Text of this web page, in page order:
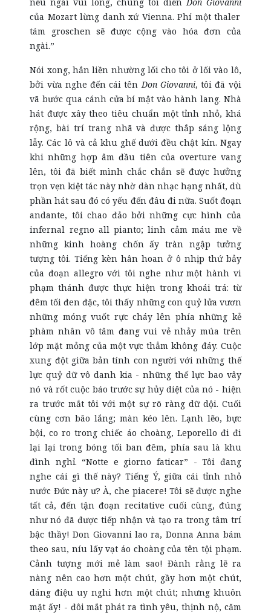
của Mozart lừng danhxứ Vienna. Phí một thaler
tám groschen sẽ được cộng vào hóa đơn của
ngài.”
Nói xong, hắn liền nhường lối cho tôi ở lối vào lô,
bởi vừa nghe đến cái tênDon Giovanni, tôi đã vội
vã bước qua cánh cửa bí mật vào hành lang. Nhà
hát được xây theo tiêu chuẩn một tỉnh nhỏ, khá
rộng, bài trí trang nhã và được thắp sáng lộng
lẫy. Các lô và cả khu ghế dưới đều chật kín. Ngay
khi những hợp âm đầu tiên của overture vang
lên, tôi đã biết mình chắc chắn sẽ được hưởng
trọn vẹn kiệt tác này nhờ dàn nhạc hạng nhất, dù
phần hát sau đó có yếu đến đâu đi nữa. Suốt đoạn
andante, tôi chao đảo bởi những cực hình của
infernal regno all pianto; linh cảm máu me về
những kinh hoàng chốn ấy tràn ngập tưởng
tượng tôi. Tiếng kèn hân hoan ở ô nhịp thứ bảy
của đoạn allegro với tôi nghe như một hành vi
phạm thánh được thực hiện trong khoái trá: từ
đêm tối đen đặc, tôi thấy những con quỷ lửa vươn
những móng vuốt rực cháy lên phía những kẻ
phàm nhân vô tâm đang vui vẻ nhảy múa trên
lớp mặt mỏng của một vực thẳm không đáy. Cuộc
xung đột giữa bản tính con người với những thế
lực quỷ dữ vô danh kia - những thế lực bao vây
nó và rốt cuộc báo trước sự hủy diệt của nó - hiện
ra trước mắt tôi với một sự rõ ràng dữ dội. Cuối
cùng cơn bão lắng; màn kéo lên. Lạnh lẽo, bực
bội, co ro trong chiếc áo choàng, Leporello đi đi
lại lại trong bóng tối ban đêm, phía sau là khu
đình nghỉ. “Notte e giorno faticar” - Tôi đang
nghe cái gì thế này? Tiếng Ý, giữa cái tỉnh nhỏ
nước Đức này ư? À, che piacere! Tôi sẽ được nghe
tất cả, đến tận đoạn recitative cuối cùng, đúng
như nó đã được tiếp nhận và tạo ra trong tâm trí
bậc thầy! Don Giovanni lao ra, Donna Anna bám
theo sau, níu lấy vạt áo choàng của tên tội phạm.
Cảnh tượng mới mẻ làm sao! Đành rằng lẽ ra
nàng nên cao hơn một chút, gầy hơn một chút,
dáng điệu uy nghi hơn một chút; nhưng khuôn
mặt ấy! - đôi mắt phát ra tình yêu, thịnh nộ, căm